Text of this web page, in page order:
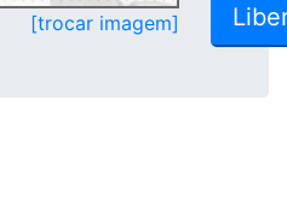
[trocar imagem]